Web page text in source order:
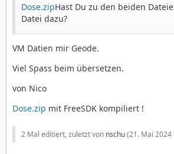
Dose.zipHast Du zu den beiden
Datei dazu?
VM Datien mir Geode.
Viel Spass beim übersetzen.
von Nico
Dose.zip mit FreeSDK kompiliert !
2 Mal editiert, zuletzt von nschu(21. Mai 2024